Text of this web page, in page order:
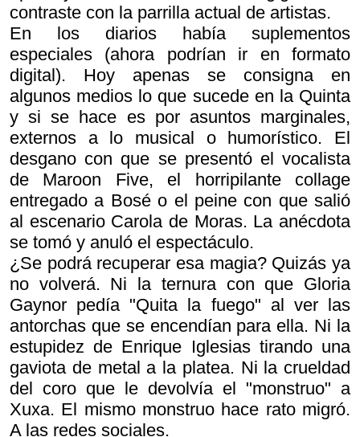
contraste con la parrilla actual de artistas.
En los diarios había suplementos
especiales (ahora podrían ir en formato
digital). Hoy apenas se consigna en
algunos medios lo que sucede en la Quinta
y si se hace es por asuntos marginales,
externos a lo musical o humorístico. El
desgano con que se presentó el vocalista
de Maroon Five, el horripilante collage
entregado a Bosé o el peine con que salió
al escenario Carola de Moras. La anécdota
se tomó y anuló el espectáculo.
¿Se podrá recuperar esa magia? Quizás ya
no volverá. Ni la ternura con que Gloria
Gaynor pedía "Quita la fuego" al ver las
antorchas que se encendían para ella. Ni la
estupidez de Enrique Iglesias tirando una
gaviota de metal a la platea. Ni la crueldad
del coro que le devolvía el "monstruo" a
Xuxa. El mismo monstruo hace rato migró.
A las redes sociales.